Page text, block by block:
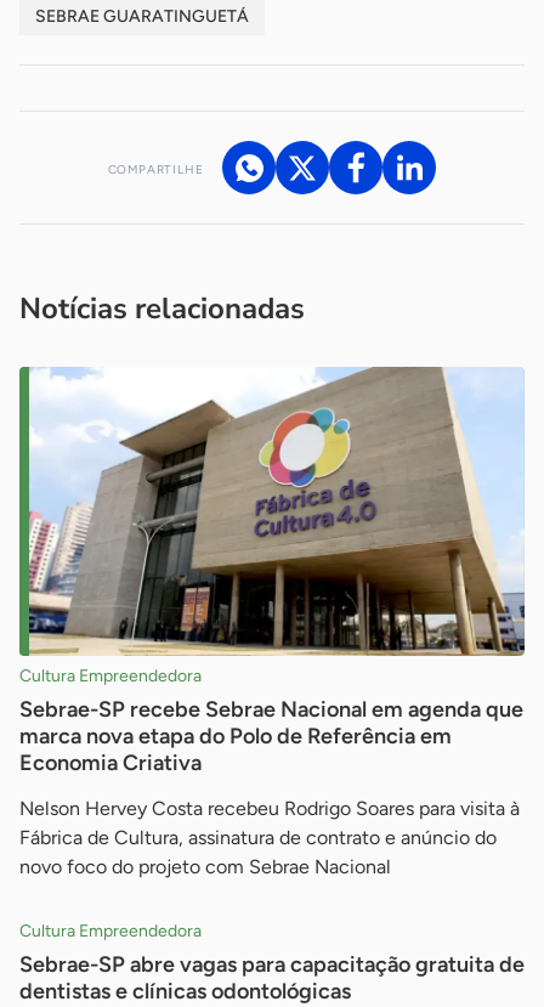
SEBRAE GUARATINGUETÁ
COMPARTILHE
Notícias relacionadas
Cultura Empreendedora
Sebrae-SP recebe Sebrae Nacional em agenda que
marca nova etapa do Polo de Referência em
Economia Criativa
Nelson Hervey Costa recebeu Rodrigo Soares para visita à
Fábrica de Cultura, assinatura de contrato e anúncio do
novo foco do projeto com Sebrae Nacional
Cultura Empreendedora
Sebrae-SP abre vagas para capacitação gratuita de
dentistas e clínicas odontológicas